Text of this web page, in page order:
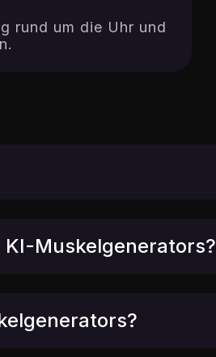
rund um die Uhr und
KI-Muskelgenerators?